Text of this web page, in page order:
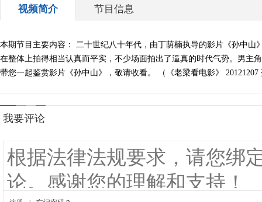
视频简介 节目信息
本期节目主要内容： 二十世纪八十年代，由丁荫楠执导的影片《孙中
在整体上拍得相当认真而平实，不少场面拍出了逼真的时代气势。男主
带您一起鉴赏影片《孙中山》，敬请收看。 （《老梁看电影》